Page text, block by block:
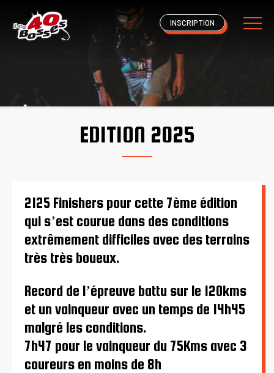
INSCRIPTION
EDITION 2025
2125 Finishers pour cette 7ème édition
qui s’est courue dans des conditions
extrêmement difficiles avec des terrains
très très boueux.
Record de l’épreuve battu sur le 120kms
et un vainqueur avec un temps de 14h45
malgré les conditions.
7h47 pour le vainqueur du 75Kms avec 3
coureurs en moins de 8h